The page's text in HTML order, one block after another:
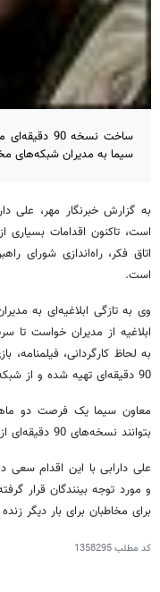
ساخت نسخه
سیما به مدیران شبکه‌های
به گزارش خبرنگار مهر، علی
است، تاکنون اقدامات بسیاری
اتاق فکر، راه‌اندازی شورای
است.
وی به تازگی ابلاغیه‌ای به
ابلاغیه از مدیران خواست تا
به لحاظ کارگردانی،
90 دقیقه‌ای تهیه شده و از شبکه‌های مختلف پخش شود.
معاون سیما یک فرصت دو
بتوانند نسخه‌های 90 دقیقه‌ای از سریال‌های محبوب را تهیه و پخش کنند.
علی دارابی با این اقدام سعی
برای مخاطبان برای بار دیگر
کد مطلب1358295